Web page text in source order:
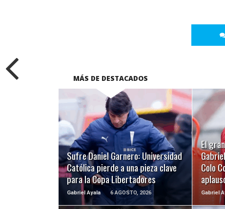
MÁS DE DESTACADOS
Sufre Daniel Garnero: Universidad
Católica pierde a una pieza clave
para la Copa Libertadores
Gabriel Ayala 6 AGOSTO, 2026
LEER MÁS
El
Colo
Gabriel